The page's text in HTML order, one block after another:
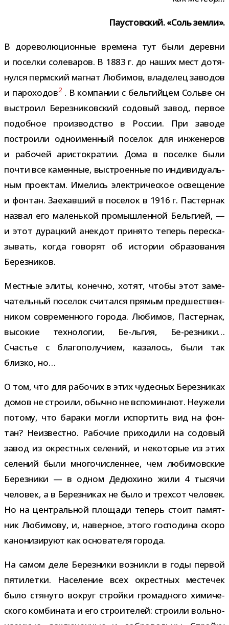
Паустовский. «Соль земли».
В доре­во­лю­ци­он­ные вре­мена тут были деревни
и поселки соле­ва­ров. В 1883 г. до наших мест дотя­
нулся перм­ский маг­нат Любимов, вла­де­лец заво­дов
и паро­хо­дов2. В ком­па­нии с бель­гий­цем Сольве он
выстроил Березниковский содо­вый завод, пер­вое
подоб­ное про­из­вод­ство в России. При заводе
постро­или одно­имен­ный посе­лок для инже­не­ров
и рабо­чей ари­сто­кра­тии. Дома в поселке были
почти все камен­ные, выстро­ен­ные по инди­ви­ду­аль­
ным про­ек­там. Имелись элек­три­че­ское осве­ще­ние
и фон­тан. Заехавший в посе­лок в 1916 г. Пастернак
назвал его малень­кой про­мыш­лен­ной Бельгией, —
и этот дурац­кий анек­дот при­нято теперь пере­ска­
зы­вать, когда гово­рят об исто­рии обра­зо­ва­ния
Березников.
Местные элиты, конечно, хотят, чтобы этот заме­
ча­тель­ный посе­лок счи­тался пря­мым пред­ше­ствен­
ни­ком совре­мен­ного города. Любимов, Пастернак,
высо­кие тех­но­ло­гии, Бе-​льгия, Бе-​резники…
Счастье с бла­го­по­лу­чием, каза­лось, были так
близко, но…
О том, что для рабо­чих в этих чудес­ных Березниках
домов не стро­или, обычно не вспо­ми­нают. Неужели
потому, что бараки могли испор­тить вид на фон­
тан? Неизвестно. Рабочие при­хо­дили на содо­вый
завод из окрест­ных селе­ний, и неко­то­рые из этих
селе­ний были мно­го­чис­лен­нее, чем люби­мов­ские
Березники — в одном Дедюхино жили 4 тысячи
чело­век, а в Березниках не было и трех­сот чело­век.
Но на цен­траль­ной пло­щади теперь стоит памят­
ник Любимову, и, навер­ное, этого гос­по­дина скоро
кано­ни­зи­руют как осно­ва­теля города.
На самом деле Березники воз­никли в годы пер­вой
пяти­летки. Население всех окрест­ных месте­чек
было стя­нуто вокруг стройки гро­мад­ного хими­че­
ского ком­би­ната и его стро­и­те­лей: стро­или воль­но­